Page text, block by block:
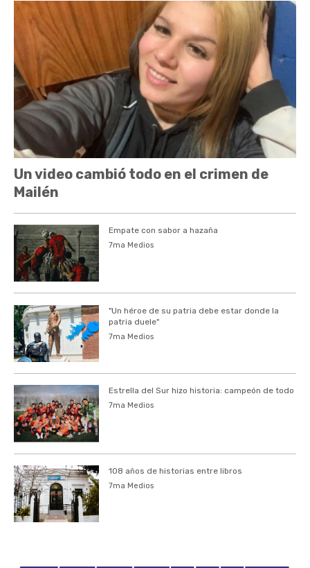
Un video cambió todo en el crimen de
Mailén
Empate con sabor a hazaña
7ma Medios
"Un héroe de su patria debe estar donde la
patria duele"
7ma Medios
Estrella del Sur hizo historia: campeón de todo
7ma Medios
108 años de historias entre libros
7ma Medios